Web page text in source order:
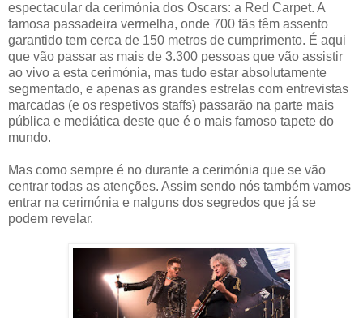
espectacular da cerimónia dos Oscars: a Red Carpet. A
famosa passadeira vermelha, onde 700 fãs têm assento
garantido tem cerca de 150 metros de cumprimento. É aqui
que vão passar as mais de 3.300 pessoas que vão assistir
ao vivo a esta cerimónia, mas tudo estar absolutamente
segmentado, e apenas as grandes estrelas com entrevistas
marcadas (e os respetivos staffs) passarão na parte mais
pública e mediática deste que é o mais famoso tapete do
mundo.
Mas como sempre é no durante a cerimónia que se vão
centrar todas as atenções. Assim sendo nós também vamos
entrar na cerimónia e nalguns dos segredos que já se
podem revelar.